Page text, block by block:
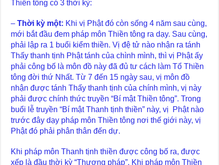
Thiền tông có 3 thời kỳ:
– Thời kỳ một: Khi vị Phật đó còn sống 4 năm sau cùng,
mới bắt đầu đem pháp môn Thiền tông ra dạy. Sau cùng,
phải lập ra 1 buổi kiểm thiền. Vị đệ tử nào nhận ra tánh
Thấy thanh tịnh Phật tánh của chình mình, thì vị Phật ấy
phải công bố là môn đồ này đã đủ tư cách làm Tổ Thiền
tông đời thứ Nhất. Từ 7 đến 15 ngày sau, vị môn đồ
nhận được tánh Thấy thanh tịnh của chính mình, vị này
phải được chính thức truyền “Bí mật Thiền tông”. Trong
buổi lễ truyền “Bí mật Thanh tịnh thiền” này, vị Phật nào
trước đây dạy pháp môn Thiền tông nơi thế giới này, vị
Phật đó phải phân thân đến dự.
Khi pháp môn Thanh tịnh thiền được công bố ra, được
xếp là đầu thời kỳ “Thượng pháp”. Khi pháp môn Thiền